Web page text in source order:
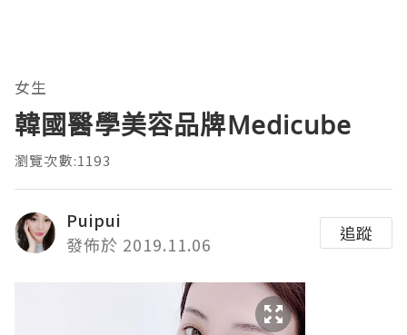
女生
韓國醫學美容品牌Medicube
瀏覽次數:1193
Puipui
發佈於 2019.11.06
追蹤